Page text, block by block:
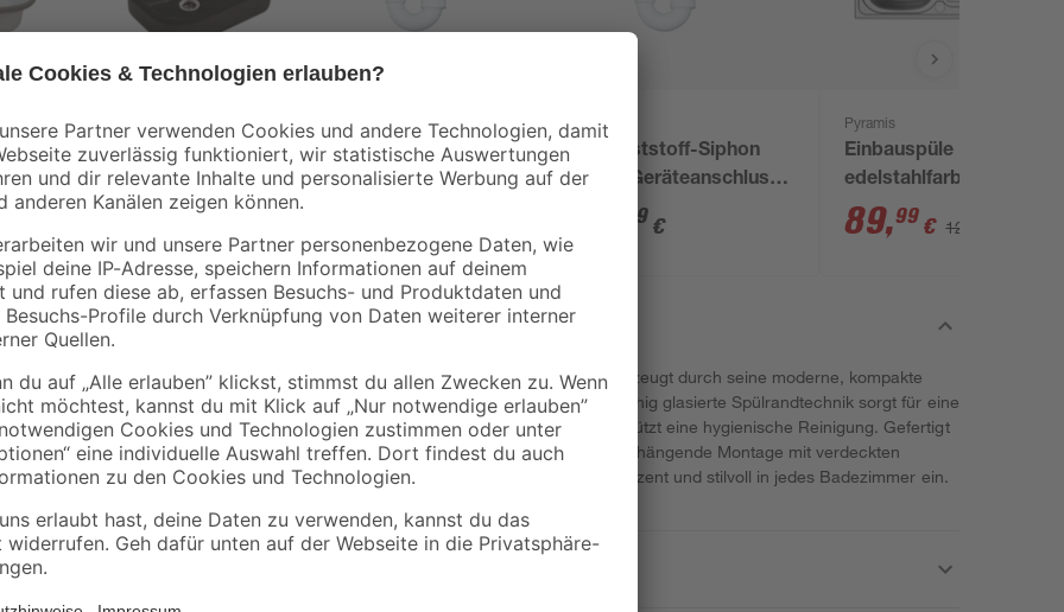
x
Ausgussbecken eckig
Stahl granitfarben
49,5 x 37 x 34 cm
59,99
Kunststoff-Siphon
mit Geräteanschluss
Kunststoff-Siphon
mit Geräteanschluss
1 1/2" x 40 mm
99 €
Pyramis
Einbauspüle 'Sparta'
edelstahlfarben glatt
86 x 50 cm
89,99 € 129,99 €
Das Urinal 'Harmony' in Weiß mit Spülrand überzeugt durch seine moderne, kompakte
Form und hochwertige Verarbeitung. Die vollflächig glasierte Spülrandtechnik sorgt für eine
besonders effektive Flächenspülung und unterstützt eine hygienische Reinigung. Gefertigt
aus langlebiger Sanitärkeramik und für die wandhängende Montage mit verdeckten
Befestigungen konzipiert, fügt sich das Urinal dezent und stilvoll in jedes Badezimmer ein.